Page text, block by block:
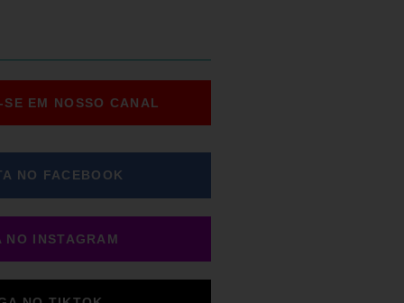
SE EM NOSSO CANAL
NO FACEBOOK
NO INSTAGRAM